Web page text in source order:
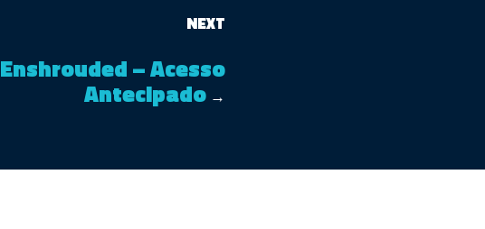
NEXT
Enshrouded – Acesso
Antecipado →